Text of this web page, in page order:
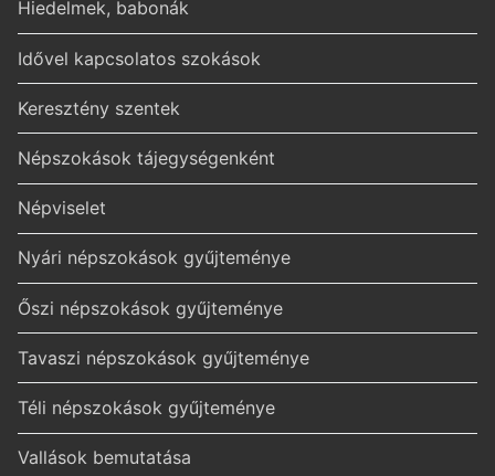
Hiedelmek, babonák
Idővel kapcsolatos szokások
Keresztény szentek
Népszokások tájegységenként
Népviselet
Nyári népszokások gyűjteménye
Őszi népszokások gyűjteménye
Tavaszi népszokások gyűjteménye
Téli népszokások gyűjteménye
Vallások bemutatása